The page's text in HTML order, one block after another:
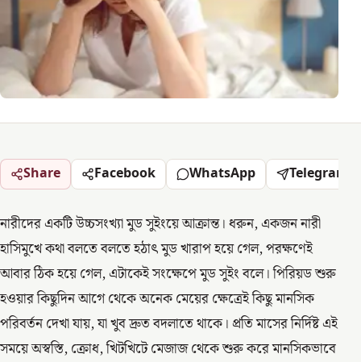
Share Facebook WhatsApp Telegram
নারীদের একটি উচ্চসংখ্যা মুড সুইংয়ে আক্রান্ত। ধরুন, একজন নারী
হাসিমুখে কথা বলতে বলতে হঠাৎ মুড খারাপ হয়ে গেল, পরক্ষণেই
আবার ঠিক হয়ে গেল, এটাকেই সংক্ষেপে মুড সুইং বলে। পিরিয়ড শুরু
হওয়ার কিছুদিন আগে থেকে অনেক মেয়ের ক্ষেত্রেই কিছু মানসিক
পরিবর্তন দেখা যায়, যা খুব দ্রুত বদলাতে থাকে। প্রতি মাসের নির্দিষ্ট এই
সময়ে অস্বস্তি, ক্রোধ, খিটখিটে মেজাজ থেকে শুরু করে মানসিকভাবে